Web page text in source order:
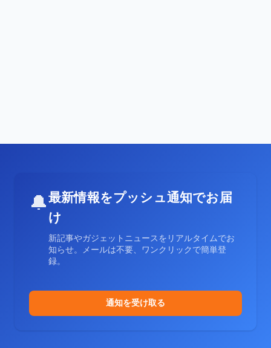
🔔最新情報をプッシュ通知でお届
け
新記事やガジェットニュースをリアルタイムでお
知らせ。メールは不要、ワンクリックで簡単登
録。
通知を受け取る